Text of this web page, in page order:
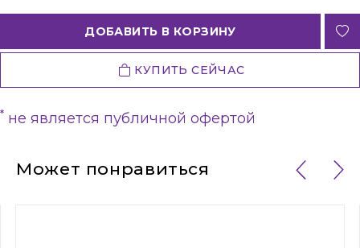
ДОБАВИТЬ В КОРЗИНУ
КУПИТЬ СЕЙЧАС
* не является публичной офертой
Может понравиться